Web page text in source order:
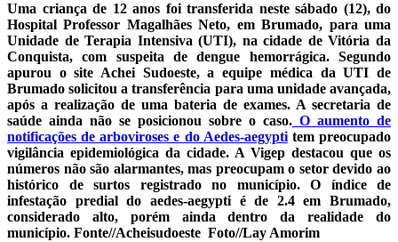
Uma criança de 12 anos foi transferida neste sábado (12), do
Hospital Professor Magalhães Neto, em Brumado, para uma
Unidade de Terapia Intensiva (UTI), na cidade de Vitória da
Conquista, com suspeita de dengue hemorrágica. Segundo
apurou o site Achei Sudoeste, a equipe médica da UTI de
Brumado solicitou a transferência para uma unidade avançada,
após a realização de uma bateria de exames. A secretaria de
saúde ainda não se posicionou sobre o caso. O aumento de
notificações de arboviroses e do Aedes-aegyptitem preocupado
vigilância epidemiológica da cidade. A Vigep destacou que os
números não são alarmantes, mas preocupam o setor devido ao
histórico de surtos registrado no município. O índice de
infestação predial do aedes-aegypti é de 2.4 em Brumado,
considerado alto, porém ainda dentro da realidade do
município. Fonte//Acheisudoeste Foto//Lay Amorim